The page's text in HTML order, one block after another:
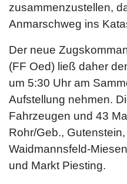
zusammenzustellen,
Anmarschweg ins
Der neue
(FF Oed) ließ daher
um 5:30 Uhr am
Aufstellung nehmen.
Fahrzeugen und 43
Rohr/Geb.,
Waidmannsfeld-
und Markt Piesting.